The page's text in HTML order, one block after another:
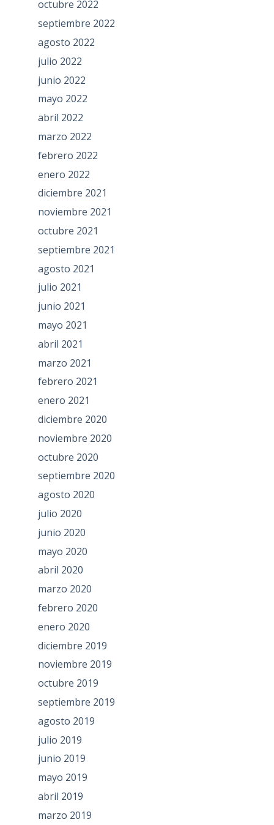
octubre 2022
septiembre 2022
agosto 2022
julio 2022
junio 2022
mayo 2022
abril 2022
marzo 2022
febrero 2022
enero 2022
diciembre 2021
noviembre 2021
octubre 2021
septiembre 2021
agosto 2021
julio 2021
junio 2021
mayo 2021
abril 2021
marzo 2021
febrero 2021
enero 2021
diciembre 2020
noviembre 2020
octubre 2020
septiembre 2020
agosto 2020
julio 2020
junio 2020
mayo 2020
abril 2020
marzo 2020
febrero 2020
enero 2020
diciembre 2019
noviembre 2019
octubre 2019
septiembre 2019
agosto 2019
julio 2019
junio 2019
mayo 2019
abril 2019
marzo 2019